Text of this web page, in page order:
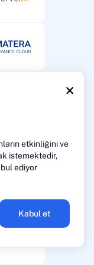
×
etkinliğini ve
istemektedir,
ediyor
Kabul et